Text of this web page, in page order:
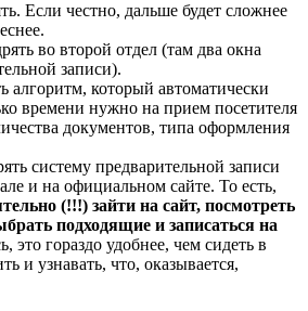
Если честно, дальше будет сложнее
во второй отдел (там два окна
записи).
алгоритм, который автоматически
времени нужно на прием посетителя
документов, типа оформления
систему предварительной записи
и на официальном сайте. То есть,
(!!!) зайти на сайт, посмотреть
подходящие и записаться на
это гораздо удобнее, чем сидеть в
и узнавать, что, оказывается,